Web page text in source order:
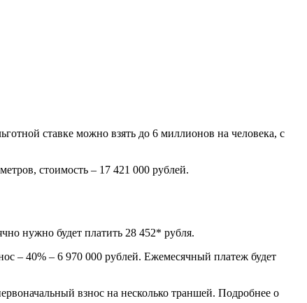
ставке можно взять до 6 миллионов на человека, с
стоимость – 17 421 000 рублей.
нужно будет платить 28 452* рубля.
– 40% – 6 970 000 рублей. Ежемесячный платеж будет
взнос на несколько траншей. Подробнее о